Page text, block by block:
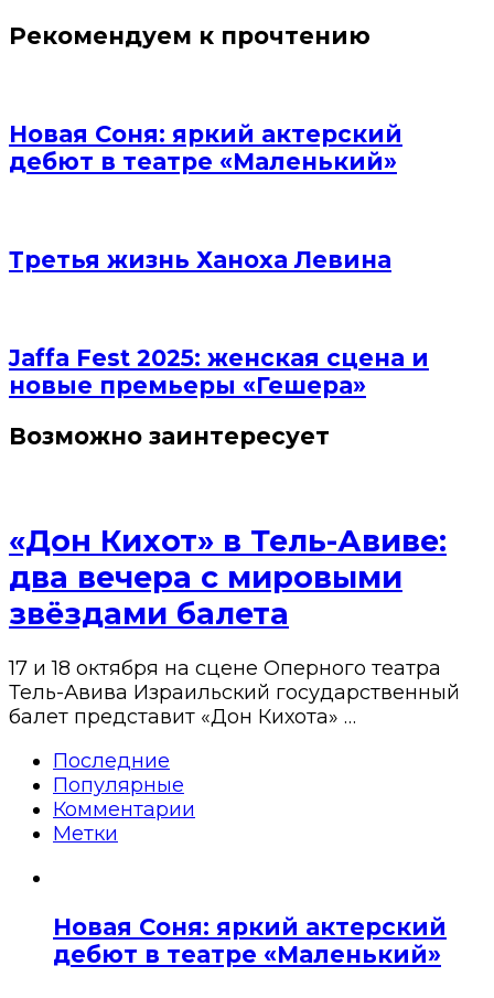
Рекомендуем к прочтению
Новая Соня: яркий актерский
дебют в театре «Маленький»
Третья жизнь Ханоха Левина
Jaffa Fest 2025: женская сцена и
новые премьеры «Гешера»
Возможно заинтересует
«Дон Кихот» в Тель-Авиве:
два вечера с мировыми
звёздами балета
17 и 18 октября на сцене Оперного театра
Тель-Авива Израильский государственный
балет представит «Дон Кихота» …
Последние
Популярные
Комментарии
Метки
Новая Соня: яркий актерский
дебют в театре «Маленький»